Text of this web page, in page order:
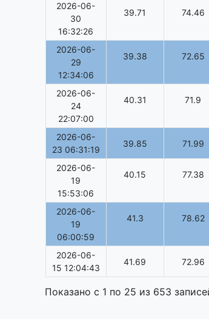
2026-06-
30
16:32:26
39.71 74.46
2026-06-
29
12:34:06
39.38 72.65
2026-06-
24
22:07:00
40.31 71.9
2026-06-
23 06:31:19
39.85 71.99
2026-06-
19
15:53:06
40.15 77.38
2026-06-
19
06:00:59
41.3 78.62
2026-06-
15 12:04:43
41.69 72.96
Показано с 1 по 25 из 653